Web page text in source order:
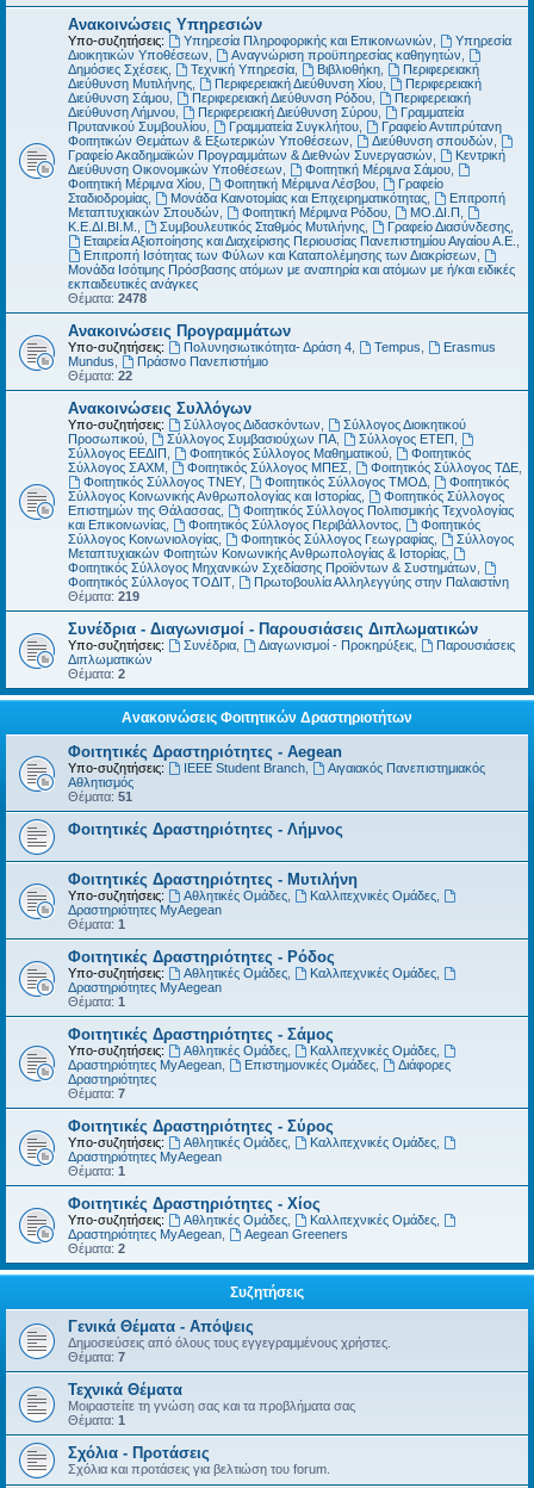
Ανακοινώσεις Υπηρεσιών
Υπο-συζητήσεις: Υπηρεσία Πληροφορικής και Επικοινωνιών
Υπηρεσία
Διοικητικών Υποθέσεων
Αναγνώριση προϋπηρεσίας καθηγητών
Δημόσιες Σχέσεις
Τεχνική Υπηρεσία, Βιβλιοθήκη,
Περιφερειακή
Διεύθυνση Μυτιλήνης
Περιφερειακή Διεύθυνση Χίου,
Περιφερειακή
Διεύθυνση Σάμου
Περιφερειακή Διεύθυνση Ρόδου,
Περιφερειακή
Διεύθυνση Λήμνου
Περιφερειακή Διεύθυνση Σύρου,
Γραμματεία
Πρυτανικού Συμβουλίου
Γραμματεία Συγκλήτου,
Γραφείο Αντιπρύτανη
Φοιτητικών Θεμάτων & Εξωτερικών Υποθέσεων
Διεύθυνση σπουδών
Γραφείο Ακαδημαϊκών Προγραμμάτων & Διεθνών Συνεργασιών
Κεντρική
Διεύθυνση Οικονομικών Υποθέσεων
Φοιτητική Μέριμνα Σάμου,
Φοιτητική Μέριμνα Χίου
Φοιτητική Μέριμνα Λέσβου,
Γραφείο
Σταδιοδρομίας
Μονάδα Καινοτομίας και Επιχειρηματικότητας,
Επιτροπή
Μεταπτυχιακών Σπουδών
Φοιτητική Μέριμνα Ρόδου, ΜΟ.ΔΙ.Π
Κ.Ε.ΔΙ.ΒΙ.Μ.
Συμβουλευτικός Σταθμός Μυτιλήνης, Γραφείο Διασύνδεσης,
Εταιρεία Αξιοποίησης και Διαχείρισης Περιουσίας Πανεπιστημίου Αιγαίου Α.Ε.
Επιτροπή Ισότητας των Φύλων και Καταπολέμησης των Διακρίσεων
Μονάδα Ισότιμης Πρόσβασης ατόμων με αναπηρία και ατόμων με ή/και ειδικές
εκπαιδευτικές ανάγκες
Θέματα: 2478
Ανακοινώσεις Προγραμμάτων
Υπο-συζητήσεις: Πολυνησιωτικότητα- Δράση 4, Tempus
Erasmus
Mundus
Πράσινο Πανεπιστήμιο
Θέματα: 22
Ανακοινώσεις Συλλόγων
Υπο-συζητήσεις: Σύλλογος Διδασκόντων
Σύλλογος Διοικητικού
Προσωπικού
Σύλλογος Συμβασιούχων ΠΑ, Σύλλογος ΕΤΕΠ
Σύλλογος ΕΕΔΙΠ
Φοιτητικός Σύλλογος Μαθηματικού,
Φοιτητικός
Σύλλογος ΣΑΧΜ
Φοιτητικός Σύλλογος ΜΠΕΣ Φοιτητικός Σύλλογος ΤΔΕ,
Φοιτητικός Σύλλογος ΤΝΕΥ, Φοιτητικός Σύλλογος ΤΜΟΔ,
Φοιτητικός
Σύλλογος Κοινωνικής Ανθρωπολογίας και Ιστορίας
Φοιτητικός Σύλλογος
Επιστημών της Θάλασσας
Φοιτητικός Σύλλογος Πολιτισμικής Τεχνολογίας
και Επικοινωνίας
Φοιτητικός Σύλλογος Περιβάλλοντος,
Φοιτητικός
Σύλλογος Κοινωνιολογίας
Φοιτητικός Σύλλογος Γεωγραφίας,
Σύλλογος
Μεταπτυχιακών Φοιτητών Κοινωνικής Ανθρωπολογίας & Ιστορίας
Φοιτητικός Σύλλογος Μηχανικών Σχεδίασης Προϊόντων & Συστημάτων
Φοιτητικός Σύλλογος ΤΟΔΙΤ
Πρωτοβουλία Αλληλεγγύης στην Παλαιστίνη
Θέματα: 219
Συνέδρια - Διαγωνισμοί - Παρουσιάσεις Διπλωματικών
Υπο-συζητήσεις: Συνέδρια, Διαγωνισμοί - Προκηρύξεις,
Παρουσιάσεις
Διπλωματικών
Θέματα: 2
Ανακοινώσεις Φοιτητικών Δραστηριοτήτων
Φοιτητικές Δραστηριότητες - Aegean
Υπο-συζητήσεις: IEEE Student Branch,
Αιγαιακός Πανεπιστημιακός
Αθλητισμός
Θέματα: 51
Φοιτητικές Δραστηριότητες - Λήμνος
Φοιτητικές Δραστηριότητες - Μυτιλήνη
Υπο-συζητήσεις: Αθλητικές Ομάδες, Καλλιτεχνικές Ομάδες,
Δραστηριότητες MyAegean
Θέματα: 1
Φοιτητικές Δραστηριότητες - Ρόδος
Υπο-συζητήσεις: Αθλητικές Ομάδες, Καλλιτεχνικές Ομάδες,
Δραστηριότητες MyAegean
Θέματα: 1
Φοιτητικές Δραστηριότητες - Σάμος
Υπο-συζητήσεις: Αθλητικές Ομάδες, Καλλιτεχνικές Ομάδες,
Δραστηριότητες MyAegean
Επιστημονικές Ομάδες,
Διάφορες
Δραστηριότητες
Θέματα: 7
Φοιτητικές Δραστηριότητες - Σύρος
Υπο-συζητήσεις: Αθλητικές Ομάδες, Καλλιτεχνικές Ομάδες,
Δραστηριότητες MyAegean
Θέματα: 1
Φοιτητικές Δραστηριότητες - Χίος
Υπο-συζητήσεις: Αθλητικές Ομάδες, Καλλιτεχνικές Ομάδες,
Δραστηριότητες MyAegean
Aegean Greeners
Θέματα: 2
Συζητήσεις
Γενικά Θέματα - Απόψεις
Δημοσιεύσεις από όλους τους εγγεγραμμένους χρήστες.
Θέματα: 7
Τεχνικά Θέματα
Μοιραστείτε τη γνώση σας και τα προβλήματα σας
Θέματα: 1
Σχόλια - Προτάσεις
Σχόλια και προτάσεις για βελτιώση του forum.